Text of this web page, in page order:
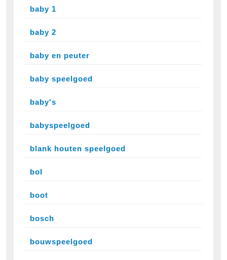
baby 1
baby 2
baby en peuter
baby speelgoed
baby's
babyspeelgoed
blank houten speelgoed
bol
boot
bosch
bouwspeelgoed